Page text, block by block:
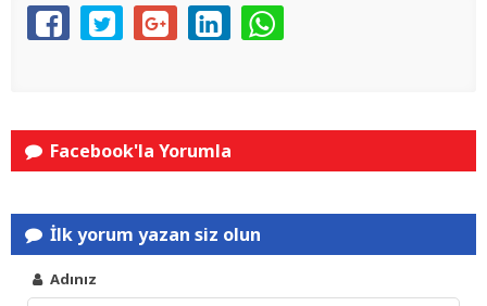
Facebook'la Yorumla
İlk yorum yazan siz olun
Adınız